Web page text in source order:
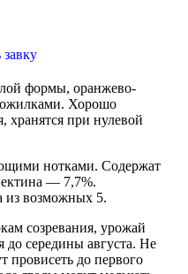
формы, оранжево-
Хорошо
хранятся при нулевой
нотками. Содержат
— 7,7%.
из возможных 5.
созревания, урожай
середины августа. Не
провисеть до первого